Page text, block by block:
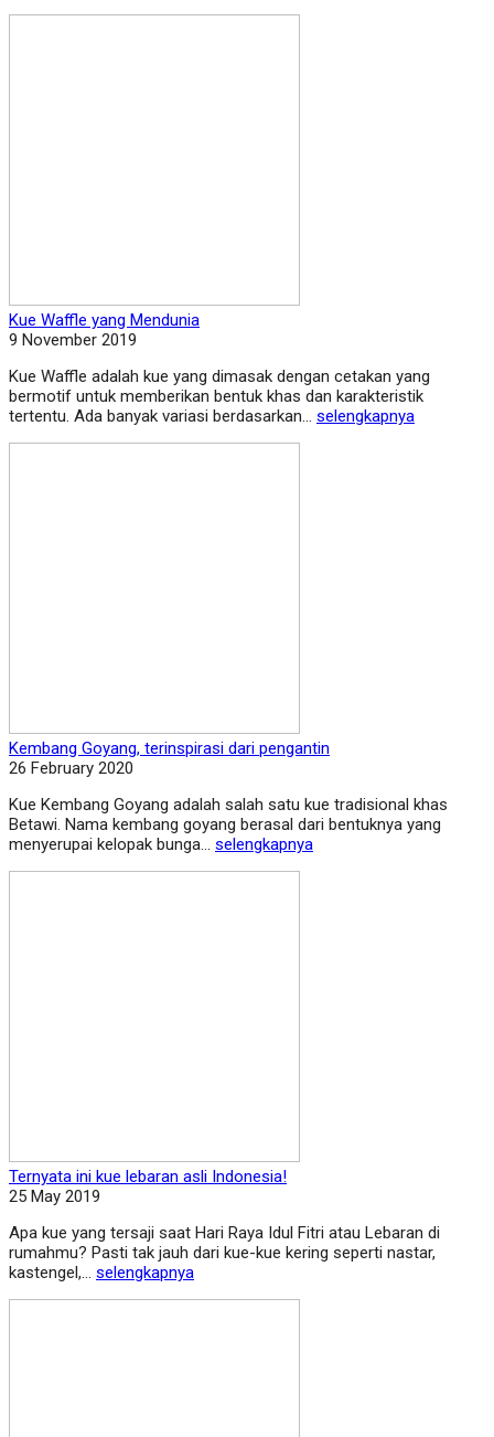
Kue Waffle yang Mendunia
9 November 2019
Kue Waffle adalah kue yang dimasak dengan cetakan yang
bermotif untuk memberikan bentuk khas dan karakteristik
tertentu. Ada banyak variasi berdasarkan... selengkapnya
Kembang Goyang, terinspirasi dari pengantin
26 February 2020
Kue Kembang Goyang adalah salah satu kue tradisional khas
Betawi. Nama kembang goyang berasal dari bentuknya yang
menyerupai kelopak bunga... selengkapnya
Ternyata ini kue lebaran asli Indonesia!
25 May 2019
Apa kue yang tersaji saat Hari Raya Idul Fitri atau Lebaran di
rumahmu? Pasti tak jauh dari kue-kue kering seperti nastar,
kastengel,... selengkapnya